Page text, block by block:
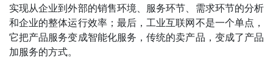
实现从企业到外部的销售环境、服务环节、需求环节的分析
和企业的整体运行效率；最后，工业互联网不是一个单点，
它把产品服务变成智能化服务，传统的卖产品，变成了产品
加服务的方式。